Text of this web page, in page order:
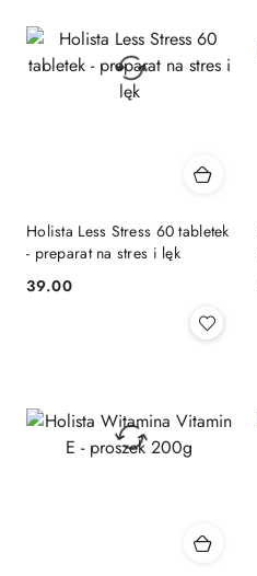
Holista Less Stress 60 tabletek
- preparat na stres i lęk
Cena:
39.00